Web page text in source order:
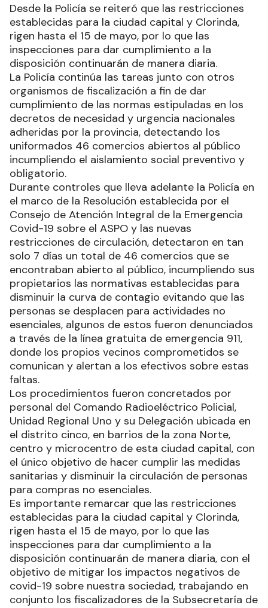
Desde la Policía se reiteró que las restricciones
establecidas para la ciudad capital y Clorinda,
rigen hasta el 15 de mayo, por lo que las
inspecciones para dar cumplimiento a la
disposición continuarán de manera diaria.
La Policía continúa las tareas junto con otros
organismos de fiscalización a fin de dar
cumplimiento de las normas estipuladas en los
decretos de necesidad y urgencia nacionales
adheridas por la provincia, detectando los
uniformados 46 comercios abiertos al público
incumpliendo el aislamiento social preventivo y
obligatorio.
Durante controles que lleva adelante la Policía en
el marco de la Resolución establecida por el
Consejo de Atención Integral de la Emergencia
Covid-19 sobre el ASPO y las nuevas
restricciones de circulación, detectaron en tan
solo 7 días un total de 46 comercios que se
encontraban abierto al público, incumpliendo sus
propietarios las normativas establecidas para
disminuir la curva de contagio evitando que las
personas se desplacen para actividades no
esenciales, algunos de estos fueron denunciados
a través de la línea gratuita de emergencia 911,
donde los propios vecinos comprometidos se
comunican y alertan a los efectivos sobre estas
faltas.
Los procedimientos fueron concretados por
personal del Comando Radioeléctrico Policial,
Unidad Regional Uno y su Delegación ubicada en
el distrito cinco, en barrios de la zona Norte,
centro y microcentro de esta ciudad capital, con
el único objetivo de hacer cumplir las medidas
sanitarias y disminuir la circulación de personas
para compras no esenciales.
Es importante remarcar que las restricciones
establecidas para la ciudad capital y Clorinda,
rigen hasta el 15 de mayo, por lo que las
inspecciones para dar cumplimiento a la
disposición continuarán de manera diaria, con el
objetivo de mitigar los impactos negativos de
covid-19 sobre nuestra sociedad, trabajando en
conjunto los fiscalizadores de la Subsecretaría de